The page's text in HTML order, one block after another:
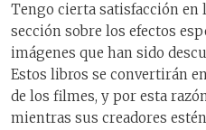
Tengo cierta satisfacción en
sección sobre los efectos
imágenes que han sido
Estos libros se convertirán
de los filmes, y por esta
mientras sus creadores